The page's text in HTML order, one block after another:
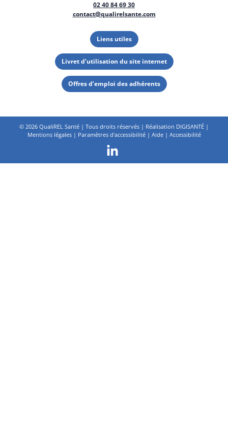
02 40 84 69 30
contact@qualirelsante.com
Liens utiles
Livret d’utilisation du site internet
Offres d’emploi des adhérents
© 2026 QualiREL Santé | Tous droits réservés | Réalisation DIGISANTÉ |
Mentions légales| Paramètres d'accessibilité| Aide| Accessibilité